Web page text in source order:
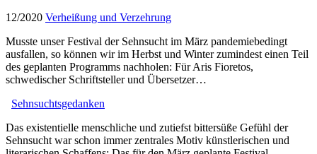
12/2020 Verheißung und Verzehrung
Musste unser Festival der Sehnsucht im März pandemiebedingt
ausfallen, so können wir im Herbst und Winter zumindest einen Teil
des geplanten Programms nachholen: Für Aris Fioretos,
schwedischer Schriftsteller und Übersetzer…
Sehnsuchtsgedanken
Das existentielle menschliche und zutiefst bittersüße Gefühl der
Sehnsucht war schon immer zentrales Motiv künstlerischen und